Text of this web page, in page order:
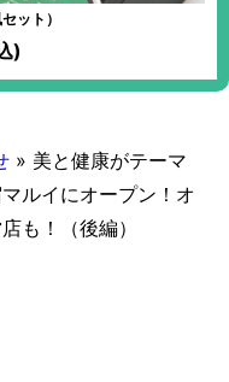
ット）
)
» 美と健康がテーマ
ルイにオープン！オ
も！（後編）